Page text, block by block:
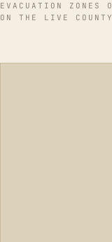
EVACUATION ZONES
ON THE LIVE COUNTY